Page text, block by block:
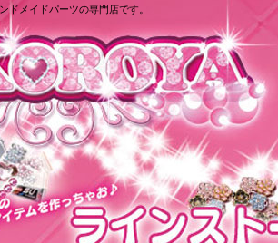
ドメイドパーツの専門店です。